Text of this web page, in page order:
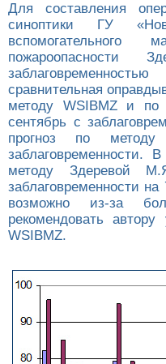
Для составления
синоптики ГУ
вспомогательного
сравнительная
методу WSIBMZ и
сентябрь с
прогноз по
заблаговременности.
методу
заблаговременности
возможно из-за
рекомендовать
WSIBMZ.